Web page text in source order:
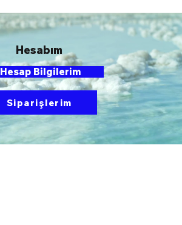
Hesabım
Hesap Bilgilerim
Siparişlerim